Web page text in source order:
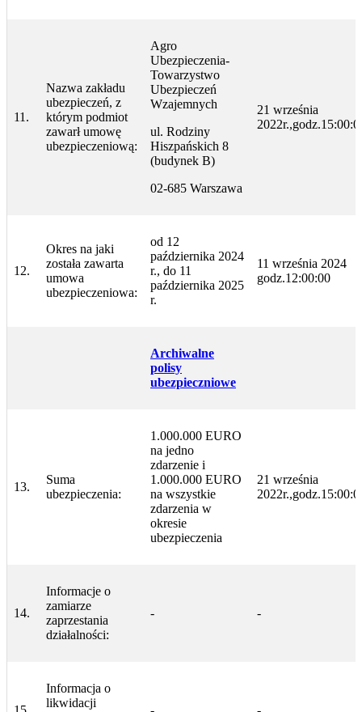
11.
Nazwa zakładu
ubezpieczeń, z
którym podmiot
zawarł umowę
ubezpieczeniową:
Agro
Ubezpieczenia-
Towarzystwo
Ubezpieczeń
Wzajemnych
ul. Rodziny
Hiszpańskich 8
(budynek B)
02-685 Warszawa
21 września
12.
Okres na jaki
została zawarta
umowa
ubezpieczeniowa:
od 12
października 2024
r., do 11
października 2025
r.
11 września 2024
godz.12:00:00
Archiwalne
polisy
ubezpieczniowe
13.
Suma
ubezpieczenia:
1.000.000 EURO
na jedno
zdarzenie i
1.000.000 EURO
na wszystkie
zdarzenia w
okresie
ubezpieczenia
21 września
14.
Informacje o
zamiarze
zaprzestania
działalności:
- -
Informacja o
likwidacji